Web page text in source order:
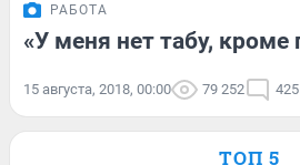
РАБОТА
«У меня нет табу, кроме
15 августа, 2018, 00:00 79 252 425
ТОП 5